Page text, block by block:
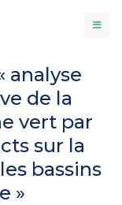
analyse
de la
vert par
sur la
bassins
»